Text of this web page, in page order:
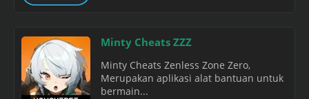
Minty Cheats ZZZ
Minty Cheats Zenless Zone Zero,
Merupakan aplikasi alat bantuan untuk
bermain...